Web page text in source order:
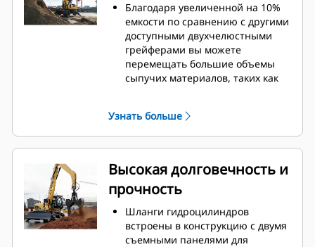
Благодаря увеличенной на 10%
емкости по сравнению с другими
доступными двухчелюстными
грейферами вы можете
перемещать большие объемы
сыпучих материалов, таких как
для сыпучих материалов
обеспечивает перемещение
грузов в промышленном
Высокое замыкающее усилие
челюстей грейфера в сочетании
закрыванием помогает сократить
продолжительность цикла и
Узнать больше
Высокая долговечность и
прочность
Шланги гидроцилиндров
встроены в конструкцию с двумя
съемными панелями для